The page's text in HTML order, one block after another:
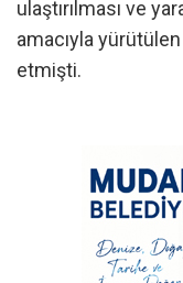
ulaştırılması ve
amacıyla
etmişti.